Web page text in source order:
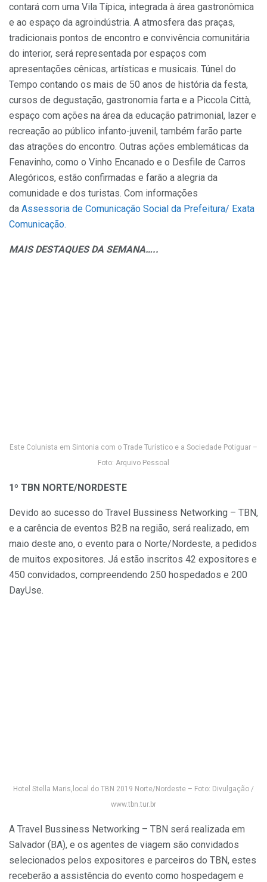
contará com uma Vila Típica, integrada à área gastronômica
e ao espaço da agroindústria. A atmosfera das praças,
tradicionais pontos de encontro e convivência comunitária
do interior, será representada por espaços com
apresentações cênicas, artísticas e musicais. Túnel do
Tempo contando os mais de 50 anos de história da festa,
cursos de degustação, gastronomia farta e a Piccola Città,
espaço com ações na área da educação patrimonial, lazer e
recreação ao público infanto-juvenil, também farão parte
das atrações do encontro. Outras ações emblemáticas da
Fenavinho, como o Vinho Encanado e o Desfile de Carros
Alegóricos, estão confirmadas e farão a alegria da
comunidade e dos turistas. Com informações
da Assessoria de Comunicação Social da Prefeitura/ Exata
Comunicação.
MAIS DESTAQUES DA SEMANA…..
Este Colunista em Sintonia com o Trade Turístico e a Sociedade Potiguar –
Foto: Arquivo Pessoal
1º TBN NORTE/NORDESTE
Devido ao sucesso do Travel Bussiness Networking – TBN,
e a carência de eventos B2B na região, será realizado, em
maio deste ano, o evento para o Norte/Nordeste, a pedidos
de muitos expositores. Já estão inscritos 42 expositores e
450 convidados, compreendendo 250 hospedados e 200
DayUse.
Hotel Stella Maris,local do TBN 2019 Norte/Nordeste – Foto: Divulgação /
www.tbn.tur.br
A Travel Bussiness Networking – TBN será realizada em
Salvador (BA), e os agentes de viagem são convidados
selecionados pelos expositores e parceiros do TBN, estes
receberão a assistência do evento como hospedagem e